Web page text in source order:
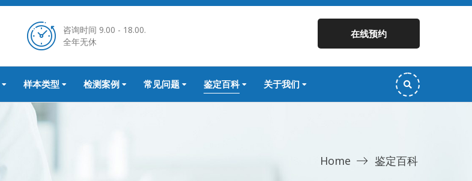
咨询时间 9.00 - 18.00.
全年无休
在线预约
样本类型 检测案例 常见问题 鉴定百科 关于我们
Home 鉴定百科